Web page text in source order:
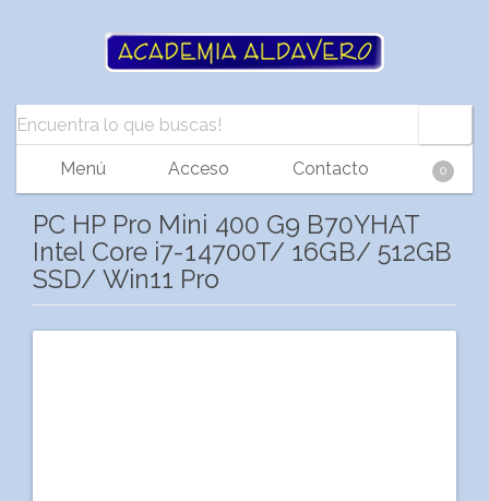
Menú Acceso Contacto 0
PC HP Pro Mini 400 G9 B70YHAT
Intel Core i7-14700T/ 16GB/ 512GB
SSD/ Win11 Pro